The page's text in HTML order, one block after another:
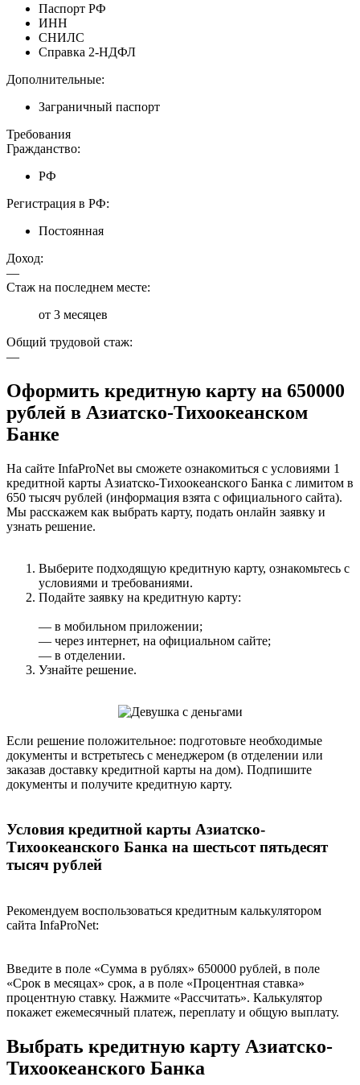
Паспорт РФ
ИНН
СНИЛС
Справка 2-НДФЛ
Дополнительные:
Заграничный паспорт
Требования
Гражданство:
РФ
Регистрация в РФ:
Постоянная
Доход:
—
Стаж на последнем месте:
от 3 месяцев
Общий трудовой стаж:
—
Оформить кредитную карту на 650000
рублей в Азиатско-Тихоокеанском
Банке
На сайте InfaProNet вы сможете ознакомиться с условиями 1
кредитной карты Азиатско-Тихоокеанского Банка с лимитом в
650 тысяч рублей (информация взята с официального сайта).
Мы расскажем как выбрать карту, подать онлайн заявку и
узнать решение.
Выберите подходящую кредитную карту, ознакомьтесь с
условиями и требованиями.
Подайте заявку на кредитную карту:
— в мобильном приложении;
— через интернет, на официальном сайте;
— в отделении.
Узнайте решение.
Если решение положительное: подготовьте необходимые
документы и встретьтесь с менеджером (в отделении или
заказав доставку кредитной карты на дом). Подпишите
документы и получите кредитную карту.
Условия кредитной карты Азиатско-
Тихоокеанского Банка на шестьсот пятьдесят
тысяч рублей
Рекомендуем воспользоваться кредитным калькулятором
сайта InfaProNet:
Введите в поле «Сумма в рублях» 650000 рублей, в поле
«Срок в месяцах» срок, а в поле «Процентная ставка»
процентную ставку. Нажмите «Рассчитать». Калькулятор
покажет ежемесячный платеж, переплату и общую выплату.
Выбрать кредитную карту Азиатско-
Тихоокеанского Банка